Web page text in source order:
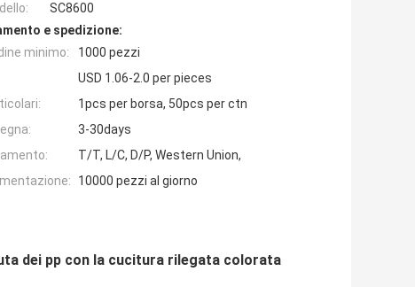
SC8600
e spedizione:
minimo:
1000 pezzi
USD 1.06-2.0 per pieces
1pcs per borsa, 50pcs per ctn
3-30days
T/T, L/C, D/P, Western Union,
10000 pezzi al giorno
dei pp con la cucitura rilegata colorata